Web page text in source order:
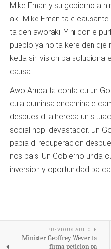
Mike Eman y su gobierno a
aki. Mike Eman ta e
ta den aworaki. Y ni con e
pueblo ya no ta kere den dje
keda sin vision pa soluciona
causa.
Awo Aruba ta conta cu un
cu a cuminsa encamina e
despues di a hereda un
social hopi devastador. Un
papia di recuperacion
nos pais. Un Gobierno unda
inversion y oportunidad pa
PREVIOUS ARTICLE
Minister Geoffrey Wever ta
firma peticion pa